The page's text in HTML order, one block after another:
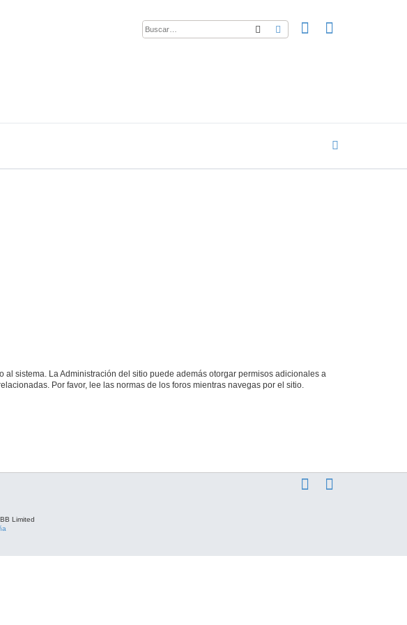
Buscar
sistema. La Administración del sitio puede además otorgar permisos adicionales a
Por favor, lee las normas de los foros mientras navegas por el sitio.
Limited